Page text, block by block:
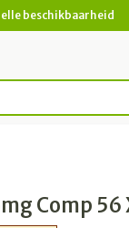
beschikbaarheid
Comp 56